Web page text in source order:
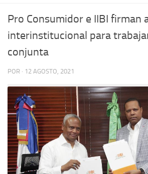
Pro Consumidor e IIBI firman
interinstitucional para
conjunta
POR · 12 AGOSTO, 2021